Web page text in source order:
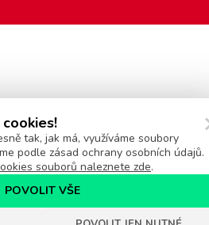
tak, jak má, využíváme soubory
podle zásad ochrany osobních údajů.
souborů naleznete zde.
POVOLIT VŠE